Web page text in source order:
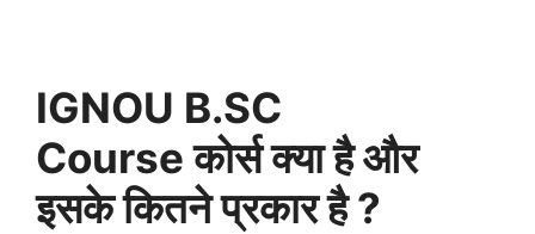
IGNOU B.SC
Course कोर्स क्या है और
इसके कितने प्रकार है ?